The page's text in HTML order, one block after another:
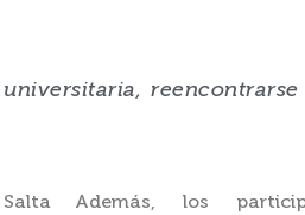
Además, los